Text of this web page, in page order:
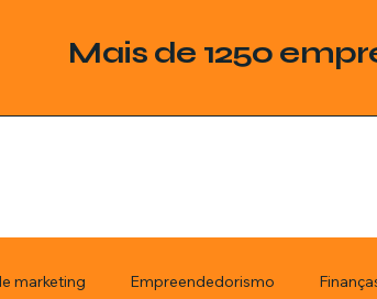
Mais de 1250
marketing Empreendedorismo